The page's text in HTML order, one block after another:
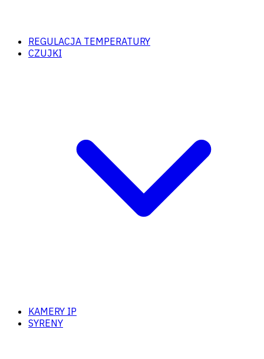
REGULACJA TEMPERATURY
CZUJKI
KAMERY IP
SYRENY